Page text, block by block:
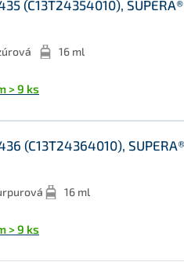
(C13T24354010),
16 ml
> 9 ks
(C13T24364010),
16 ml
> 9 ks